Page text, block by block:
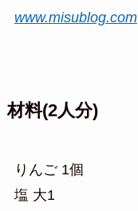
www.misublog.com
材料(2人分)
りんご 1個
塩 大1